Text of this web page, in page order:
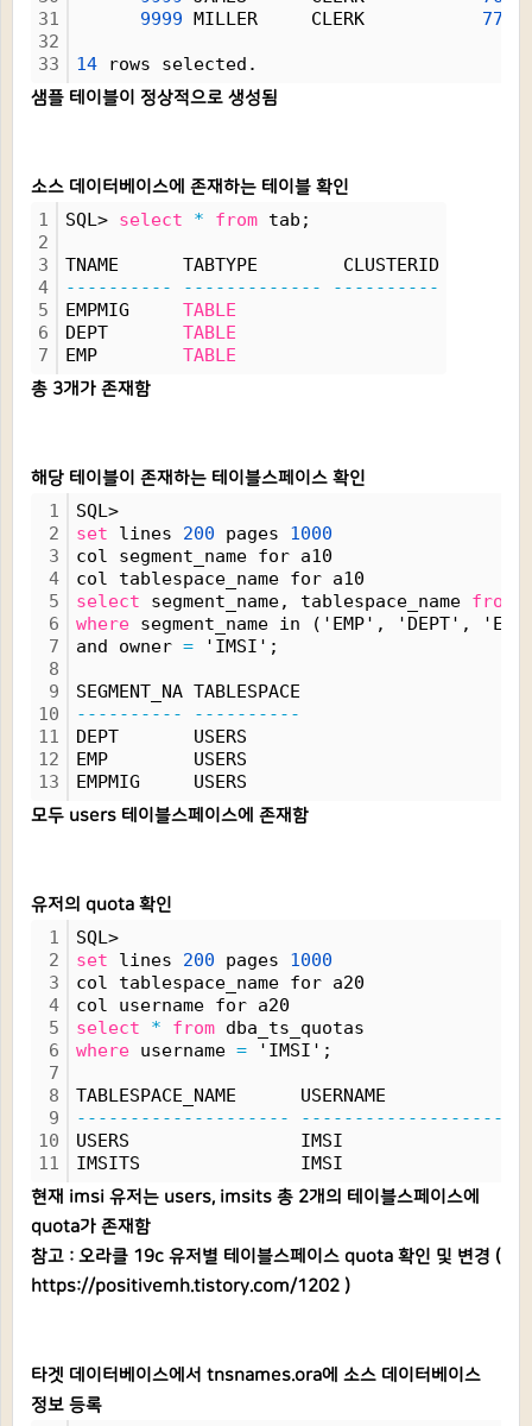
31
32
33
9999 MILLER     CLERK 7782
14 rows selected.
샘플 테이블이 정상적으로 생성됨
소스 데이터베이스에 존재하는 테이블 확인
1
2
3
4
5
6
7
SQL> select * from tab;
TNAME      TABTYPE        CLUSTERID
----------
-------------
----------
EMPMIG TABLE
DEPT TABLE
EMP TABLE
총 3개가 존재함
해당 테이블이 존재하는 테이블스페이스 확인
1
2
3
4
5
6
7
8
9
10
11
12
13
SQL>
set lines 200 pages 1000
col segment_name for a10
col tablespace_name for a10
select segment_name, tablespace_name from
where segment_name in ('EMP', 'DEPT',
and owner = 'IMSI';
SEGMENT_NA TABLESPACE
----------
----------
DEPT       USERS
EMP        USERS
EMPMIG     USERS
모두 users 테이블스페이스에 존재함
유저의 quota 확인
1
2
3
4
5
6
7
8
9
10
11
SQL>
set lines 200 pages 1000
col tablespace_name for a20
col username for a20
select
* from dba_ts_quotas
where username = 'IMSI';
TABLESPACE_NAME      USERNAME
--------------------
--------------------
USERS
IMSITS
현재 imsi 유저는 users, imsits 총 2개의 테이블스페이스에
quota가 존재함
참고 : 오라클 19c 유저별 테이블스페이스 quota 확인 및 변경 (
https://positivemh.tistory.com/1202 )
타겟 데이터베이스에서 tnsnames.ora에 소스 데이터베이스
정보 등록